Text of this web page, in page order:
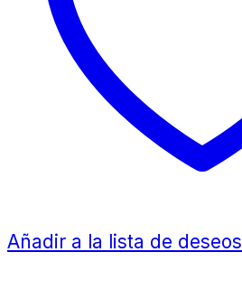
Añadir a la lista de deseos